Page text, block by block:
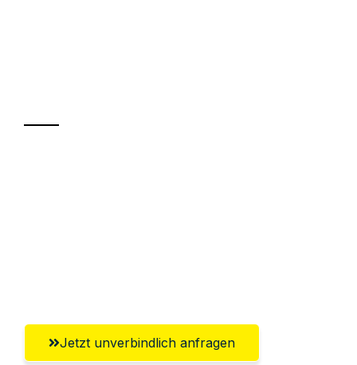
Jetzt unverbindlich anfragen